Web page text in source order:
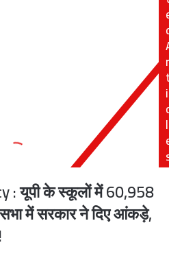
r
i
l
: यूपी के स्कूलों में 60,958
में सरकार ने दिए आंकड़े,